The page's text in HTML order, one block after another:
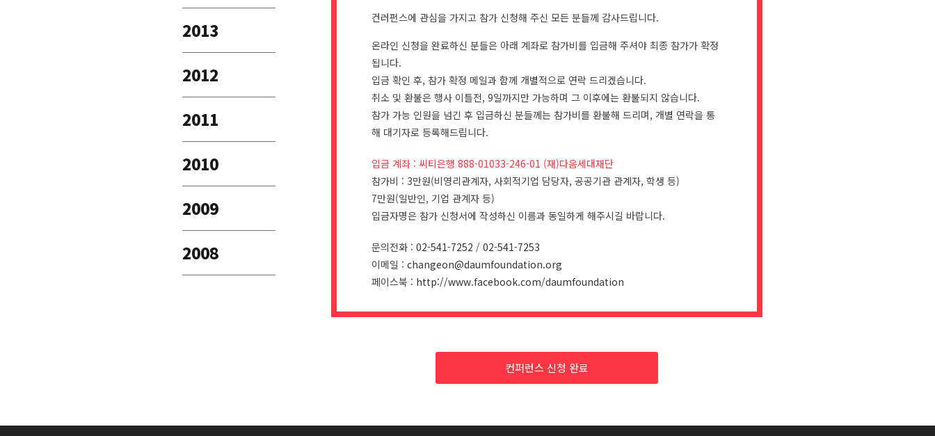
2013
2012
2011
2010
2009
2008
컨러펀스에 관심을 가지고 참가 신청해 주신 모든 분들께 감사드립니다.
온라인 신청을 완료하신 분들은 아래 계좌로 참가비를 입금해 주셔야 최종 참가가 확정
됩니다.
입금 확인 후, 참가 확정 메일과 함께 개별적으로 연락 드리겠습니다.
취소 및 환불은 행사 이틀전, 9일까지만 가능하며 그 이후에는 환불되지 않습니다.
참가 가능 인원을 넘긴 후 입금하신 분들께는 참가비를 환불해 드리며, 개별 연락을 통
해 대기자로 등록해드립니다.
입금 계좌 : 씨티은행 888-01033-246-01 (재)다음세대재단
참가비 : 3만원(비영리관계자, 사회적기업 담당자, 공공기관 관계자, 학생 등)
7만원(일반인, 기업 관계자 등)
입금자명은 참가 신청서에 작성하신 이름과 동일하게 해주시길 바랍니다.
문의전화 :02-541-7252 /02-541-7253
이메일 :changeon@daumfoundation.org
페이스북 : http://www.facebook.com/daumfoundation
컨퍼런스 신청 완료